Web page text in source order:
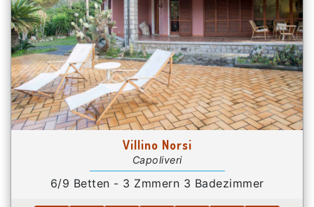
Villino Norsi
Capoliveri
6/9 Betten - 3 Zmmern 3 Badezimmer